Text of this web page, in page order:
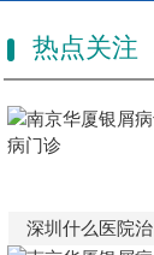
热点关注
深圳什么医院治